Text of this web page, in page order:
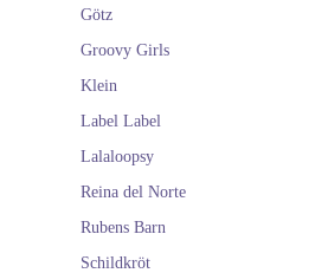
Götz
Groovy Girls
Klein
Label Label
Lalaloopsy
Reina del Norte
Rubens Barn
Schildkröt